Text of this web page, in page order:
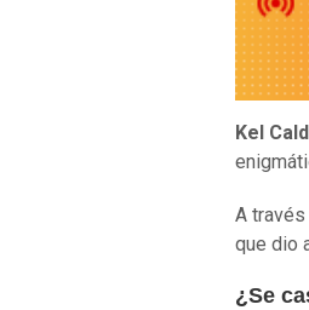
Kel
A
que dio
¿Se